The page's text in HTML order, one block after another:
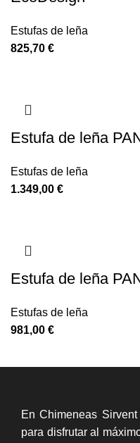
Estufas de leña
825,70 €
Estufa de leña
Estufas de leña
1.349,00 €
Estufa de leña
Estufas de leña
981,00 €
En Chimeneas
para disfrutar al